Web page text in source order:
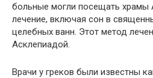
больные могли посещать храмы
лечение, включая сон в
целебных ванн. Этот метод
Асклепиадой.
Врачи у греков были известны